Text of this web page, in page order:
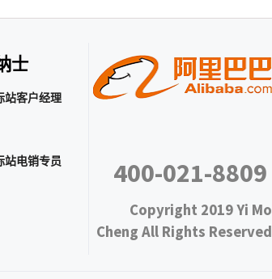
士
站客户经理
站电销专员 400-021-8809
Copyright 2019 Yi Mo
Cheng All Rights Reserved